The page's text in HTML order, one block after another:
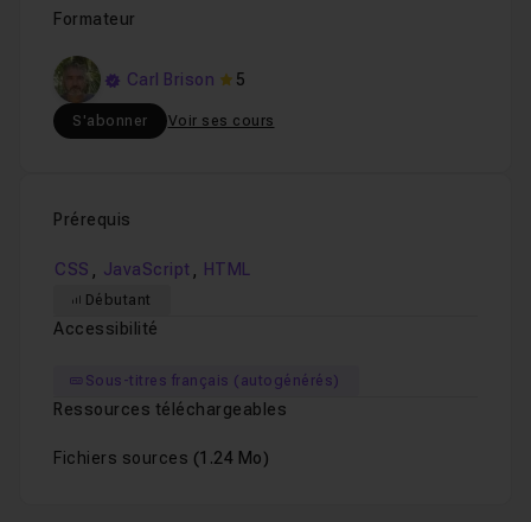
Formateur
Carl Brison 5
S'abonner Voir ses cours
Prérequis
CSS , JavaScript , HTML
Débutant
Accessibilité
Sous-titres français (autogénérés)
Ressources téléchargeables
Fichiers sources (1.24 Mo)